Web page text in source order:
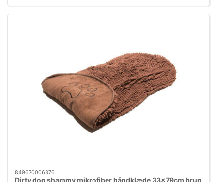
849670006376
Dirty dog shammy mikrofiber håndklæde 33x79cm brun